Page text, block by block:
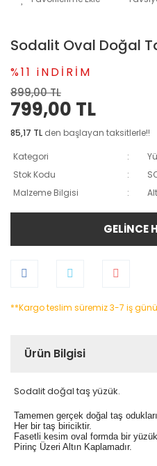
Sodalit Oval Doğal
%11 iNDİRİM
899,00 TL
799,00 TL
85,17 TL den başlayan taksitlerle!!
Kategori
Stok Kodu
Malzeme Bilgisi
GELİNCE
**Kargo teslim süremiz 3-7 iş
Ürün Bilgisi
Sodalit doğal taş yüzük.
Tamemen gerçek doğal taş
Her bir taş biriciktir.
Fasetli kesim oval formda bir
Pirinç Üzeri Altın Kaplamadır.